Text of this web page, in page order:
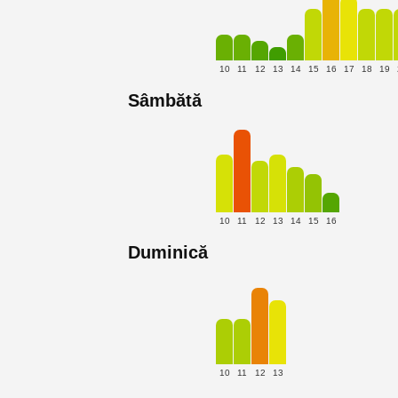
10 11 12 13 14 15 16 17 18 19
Sâmbătă
10 11 12 13 14 15 16
Duminică
10 11 12 13